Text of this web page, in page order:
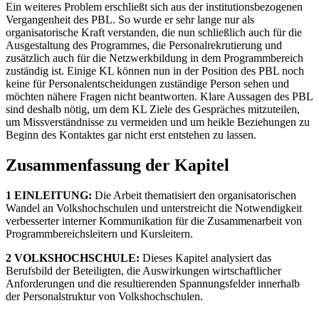
Ein weiteres Problem erschließt sich aus der institutionsbezogenen
Vergangenheit des PBL. So wurde er sehr lange nur als
organisatorische Kraft verstanden, die nun schließlich auch für die
Ausgestaltung des Programmes, die Personalrekrutierung und
zusätzlich auch für die Netzwerkbildung in dem Programmbereich
zuständig ist. Einige KL können nun in der Position des PBL noch
keine für Personalentscheidungen zuständige Person sehen und
möchten nähere Fragen nicht beantworten. Klare Aussagen des PBL
sind deshalb nötig, um dem KL Ziele des Gespräches mitzuteilen,
um Missverständnisse zu vermeiden und um heikle Beziehungen zu
Beginn des Kontaktes gar nicht erst entstehen zu lassen.
Zusammenfassung der Kapitel
1 EINLEITUNG: Die Arbeit thematisiert den organisatorischen
Wandel an Volkshochschulen und unterstreicht die Notwendigkeit
verbesserter interner Kommunikation für die Zusammenarbeit von
Programmbereichsleitern und Kursleitern.
2 VOLKSHOCHSCHULE: Dieses Kapitel analysiert das
Berufsbild der Beteiligten, die Auswirkungen wirtschaftlicher
Anforderungen und die resultierenden Spannungsfelder innerhalb
der Personalstruktur von Volkshochschulen.